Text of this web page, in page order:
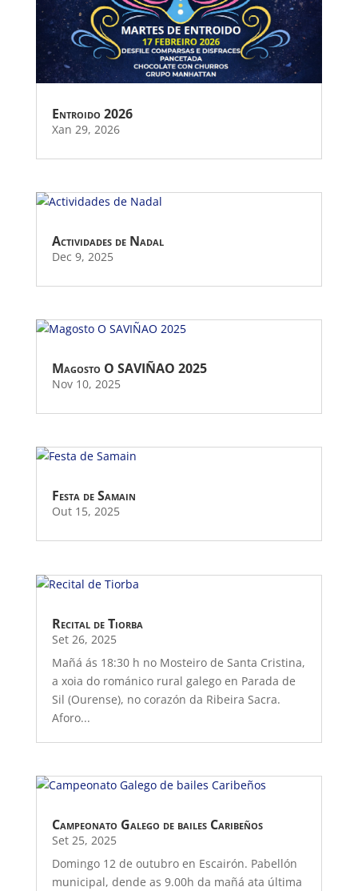
Entroido 2026
Xan 29, 2026
Actividades de Nadal
Dec 9, 2025
Magosto O SAVIÑAO 2025
Nov 10, 2025
Festa de Samain
Out 15, 2025
Recital de Tiorba
Set 26, 2025
Mañá ás 18:30 h no Mosteiro de Santa Cristina,
a xoia do románico rural galego en Parada de
Sil (Ourense), no corazón da Ribeira Sacra.
Aforo...
Campeonato Galego de bailes Caribeños
Set 25, 2025
Domingo 12 de outubro en Escairón. Pabellón
municipal, dende as 9.00h da mañá ata última